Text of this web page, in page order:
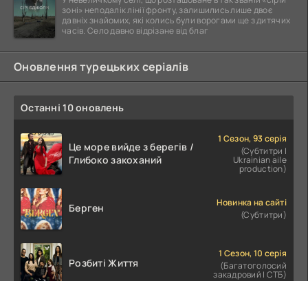
зоні» неподалік лінії фронту, залишились лише двоє
давніх знайомих, які колись були ворогами ще з дитячих
часів. Село давно відрізане від благ
Оновлення турецьких серіалів
Останні 10 оновлень
Це море вийде з берегів /
Глибоко закоханий
1 Сезон, 93 серія
(Субтитри |
Ukrainian aile
production)
Берген
Новинка на сайті
(Субтитри)
Розбиті Життя
1 Сезон, 10 серія
(Багатоголосий
закадровий | СТБ)